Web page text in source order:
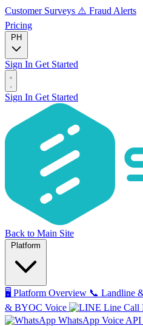
Customer Surveys ⚠️ Fraud Alerts
Pricing
PH
Sign In Get Started
Sign In Get Started
Back to Main Site
Platform
🖥️ Platform Overview 📞 Landline
& BYOC Voice
Line Call
WhatsApp Voice API